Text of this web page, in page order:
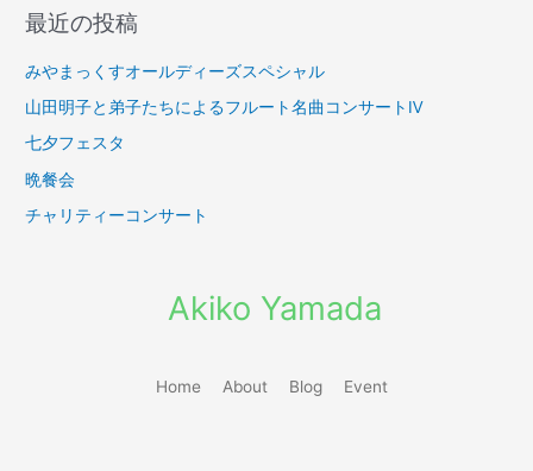
象
:
最近の投稿
みやまっくすオールディーズスペシャル
山田明子と弟子たちによるフルート名曲コンサートⅣ
七夕フェスタ
晩餐会
チャリティーコンサート
Akiko Yamada
Home About Blog Event